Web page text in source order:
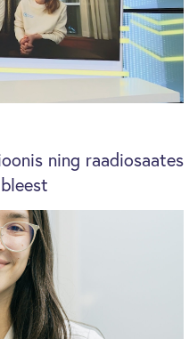
ning raadiosaates